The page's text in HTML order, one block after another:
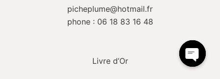
picheplume@hotmail.fr
phone : 06 18 83 16 48
Livre d’Or